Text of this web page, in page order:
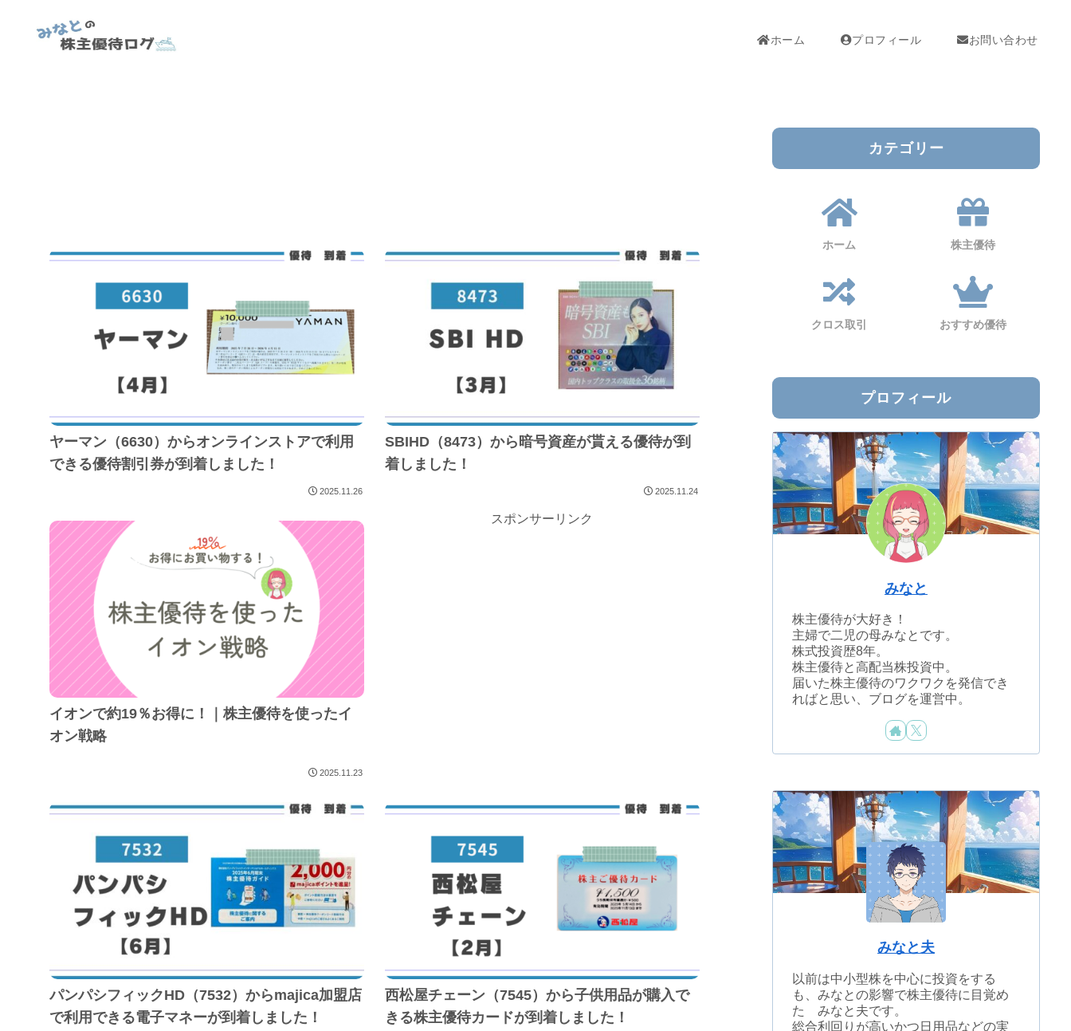
ホーム プロフィール お問い合わせ
ヤーマン（6630）からオンラインストアで利用
できる優待割引券が到着しました！
2025.11.26
SBIHD（8473）から暗号資産が貰える優待が到
着しました！
2025.11.24
イオンで約19％お得に！｜株主優待を使ったイ
オン戦略
2025.11.23
スポンサーリンク
パンパシフィックHD（7532）からmajica加盟店
で利用できる電子マネーが到着しました！
西松屋チェーン（7545）から子供用品が購入で
きる株主優待カードが到着しました！
カテゴリー
ホーム 株主優待
クロス取引 おすすめ優待
プロフィール
みなと
株主優待が大好き！
主婦で二児の母みなとです。
株式投資歴8年。
株主優待と高配当株投資中。
届いた株主優待のワクワクを発信でき
ればと思い、ブログを運営中。
みなと夫
以前は中小型株を中心に投資をする
も、みなとの影響で株主優待に目覚め
た みなと夫です。
総合利回りが高いかつ日用品などの実